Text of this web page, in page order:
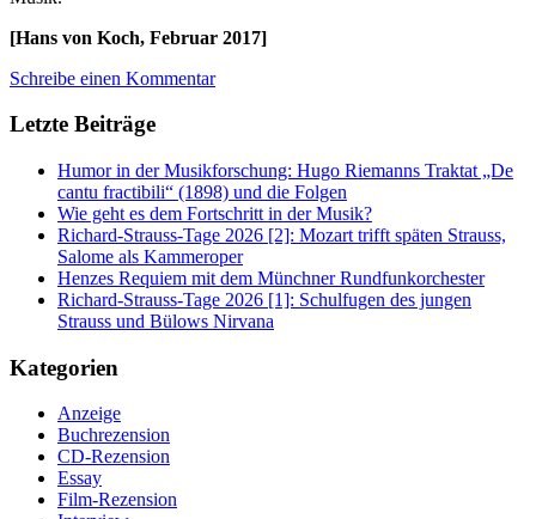
[Hans von Koch, Februar 2017]
Schreibe einen Kommentar
Letzte Beiträge
Humor in der Musikforschung: Hugo Riemanns Traktat „De
cantu fractibili“ (1898) und die Folgen
Wie geht es dem Fortschritt in der Musik?
Richard-Strauss-Tage 2026 [2]: Mozart trifft späten Strauss,
Salome als Kammeroper
Henzes Requiem mit dem Münchner Rundfunkorchester
Richard-Strauss-Tage 2026 [1]: Schulfugen des jungen
Strauss und Bülows Nirvana
Kategorien
Anzeige
Buchrezension
CD-Rezension
Essay
Film-Rezension